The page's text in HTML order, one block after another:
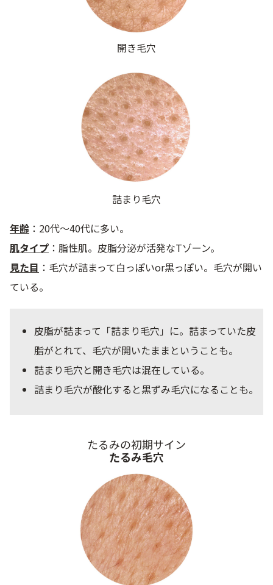
開き毛穴
詰まり毛穴
年齢 ：20代～40代に多い。
肌タイプ ：脂性肌。皮脂分泌が活発なTゾーン。
見た目 ：毛穴が詰まって白っぽいor黒っぽい。毛穴が開い
ている。
皮脂が詰まって「詰まり毛穴」に。詰まっていた皮
脂がとれて、毛穴が開いたままということも。
詰まり毛穴と開き毛穴は混在している。
詰まり毛穴が酸化すると黒ずみ毛穴になることも。
たるみの初期サイン
たるみ毛穴